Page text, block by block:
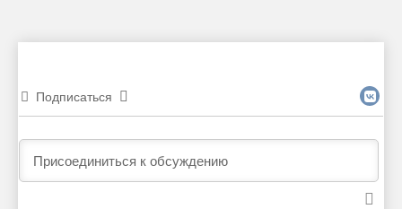
Подписаться